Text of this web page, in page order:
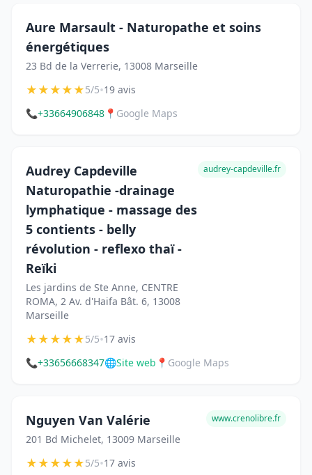
Aure Marsault - Naturopathe et soins
énergétiques
23 Bd de la Verrerie, 13008 Marseille
★★★★★5/5•19 avis
📞+33664906848 📍 Google Maps
Audrey Capdeville
Naturopathie -drainage
lymphatique - massage des
5 contients - belly
révolution - reflexo thaï -
Reïki
Les jardins de Ste Anne, CENTRE
ROMA, 2 Av. d'Haifa Bât. 6, 13008
Marseille
audrey-capdeville.fr
★★★★★5/5•17 avis
📞+33656668347🌐Site web 📍 Google Maps
Nguyen Van Valérie
201 Bd Michelet, 13009 Marseille
www.crenolibre.fr
★★★★★5/5•17 avis